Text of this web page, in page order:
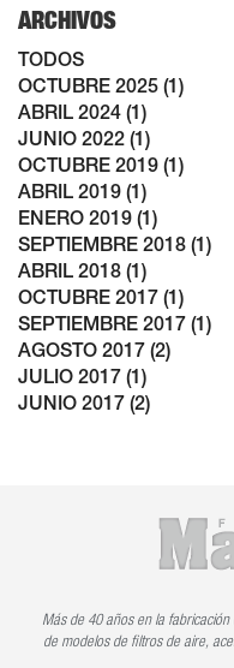
ARCHIVOS
TODOS
OCTUBRE 2025 (1)
ABRIL 2024 (1)
JUNIO 2022 (1)
OCTUBRE 2019 (1)
ABRIL 2019 (1)
ENERO 2019 (1)
SEPTIEMBRE 2018 (1)
ABRIL 2018 (1)
OCTUBRE 2017 (1)
SEPTIEMBRE 2017 (1)
AGOSTO 2017 (2)
JULIO 2017 (1)
JUNIO 2017 (2)
Más de 40 años en la
de modelos de filtros de aire,